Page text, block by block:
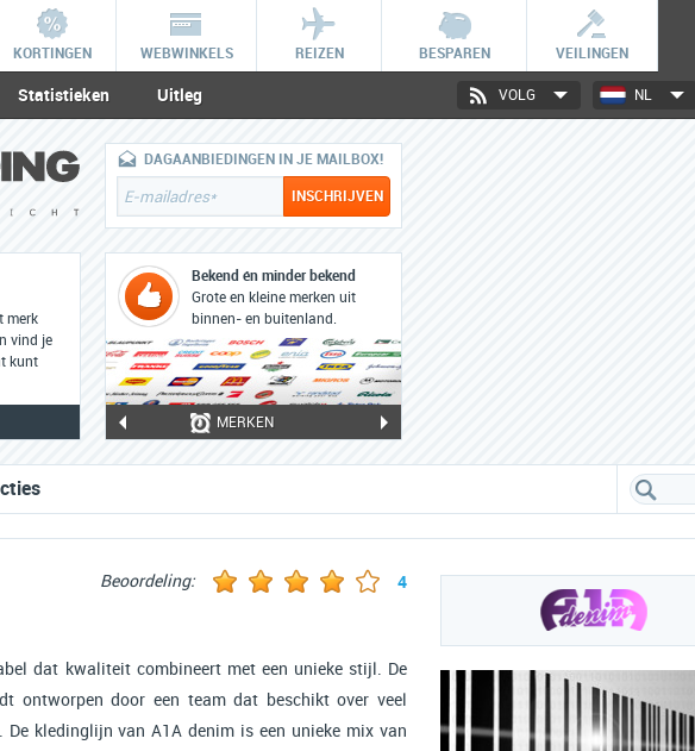
KORTINGEN WEBWINKELS REIZEN BESPAREN VEILINGEN
Statistieken Uitleg NL
VOLG
merk
vind je
kunt
DAGAANBIEDINGEN IN JE MAILBOX!
Bekend én minder bekend
Grote en kleine merken uit
binnen- en buitenland.
MERKEN
Beoordeling: 4
dat kwaliteit combineert met een unieke stijl. De
ontworpen door een team dat beschikt over veel
kledinglijn van A1A denim is een unieke mix van